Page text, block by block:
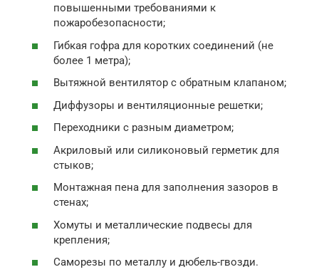
повышенными требованиями к
пожаробезопасности;
Гибкая гофра для коротких соединений (не
более 1 метра);
Вытяжной вентилятор с обратным клапаном;
Диффузоры и вентиляционные решетки;
Переходники с разным диаметром;
Акриловый или силиконовый герметик для
стыков;
Монтажная пена для заполнения зазоров в
стенах;
Хомуты и металлические подвесы для
крепления;
Саморезы по металлу и дюбель-гвозди.